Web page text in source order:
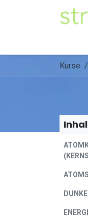
Zum Inhalt springen
Kurse